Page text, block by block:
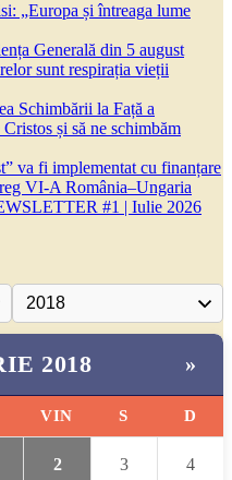
„Europa și întreaga lume
Generală din 5 august
sunt respirația vieții
Schimbării la Față a
și să ne schimbăm
va fi implementat cu finanțare
VI-A România–Ungaria
#1 | Iulie 2026
2018 »
VIN S D
2 3 4